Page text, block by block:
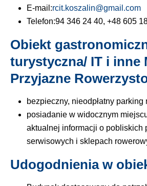
E-mail:rcit.koszalin@gmail.com
Telefon:94 346 24 40, +48 605
Obiekt
turystyczna/ IT i inne
Przyjazne
bezpieczny, nieodpłatny parking
posiadanie w widocznym
aktualnej informacji o pobliskich
serwisowych i sklepach
Udogodnienia w